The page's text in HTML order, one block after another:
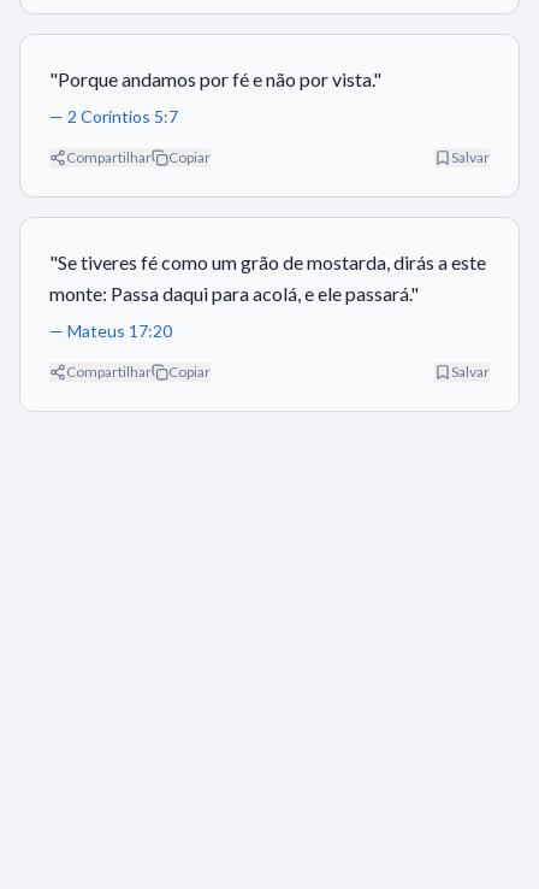
"Porque andamos por fé e não por vista."
— 2 Coríntios 5:7
Compartilhar Copiar Salvar
"Se tiveres fé como um grão de mostarda, dirás a este
monte: Passa daqui para acolá, e ele passará."
— Mateus 17:20
Compartilhar Copiar Salvar